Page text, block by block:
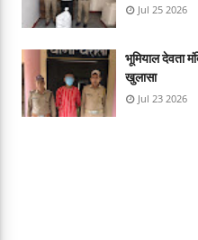
Jul 25 2026
भूमियाल देवता
खुलासा
Jul 23 2026